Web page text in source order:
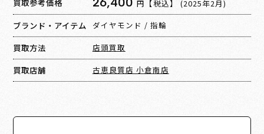
買取参考価格 円【税込】 (2025年2月)
ブランド・アイテム ダイヤモンド / 指輪
買取方法 店頭買取
買取店舗 古恵良質店 小倉南店